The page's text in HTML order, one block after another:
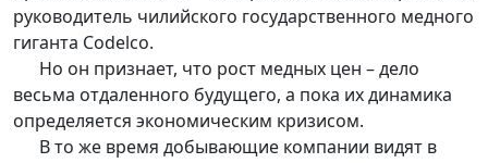
руководитель чилийского государственного медного
гиганта Codelco.
Но он признает, что рост медных цен – дело
весьма отдаленного будущего, а пока их динамика
определяется экономическим кризисом.
В то же время добывающие компании видят в